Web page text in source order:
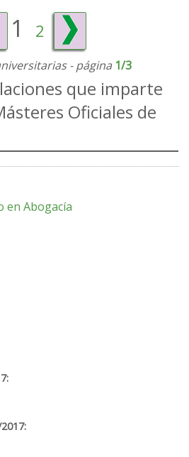
1 2
- página 1/3
que imparte
Oficiales de
en Abogacía